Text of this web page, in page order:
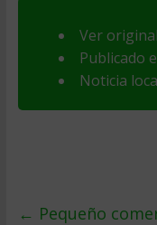
Ver
Publicado
Noticia
← Pequeño